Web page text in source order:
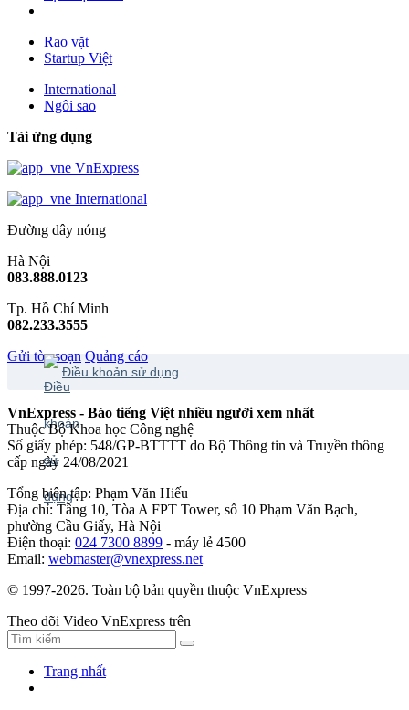
Rao vặt
Startup Việt
International
Ngôi sao
Tải ứng dụng
VnExpress
International
Đường dây nóng
Hà Nội
083.888.0123
Tp. Hồ Chí Minh
082.233.3555
Gửi tòa soạn Quảng cáo
Điều khoản sử dụng
VnExpress - Báo tiếng Việt nhiều người xem nhất
Thuộc Bộ Khoa học Công nghệ
Số giấy phép: 548/GP-BTTTT do Bộ Thông tin và Truyền thông
cấp ngày 24/08/2021
Tổng biên tập: Phạm Văn Hiếu
Địa chỉ: Tầng 10, Tòa A FPT Tower, số 10 Phạm Văn Bạch,
phường Cầu Giấy, Hà Nội
Điện thoại: 024 7300 8899 - máy lẻ 4500
Email: webmaster@vnexpress.net
© 1997-2026. Toàn bộ bản quyền thuộc VnExpress
Theo dõi Video VnExpress trên
Trang nhất